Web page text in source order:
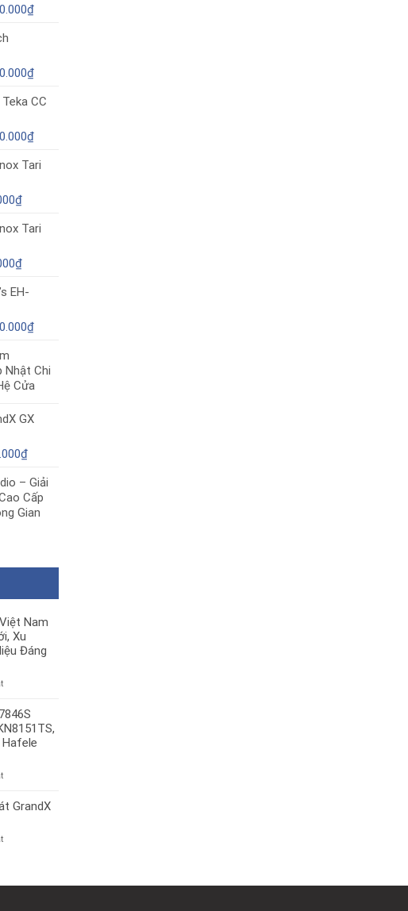
10.800.000₫.
₫Giá
24.500.000₫.
₫Giá
tại
18.800.000₫.
CC
₫Giá
tại
Tari
₫Giá
tại
5.700.000₫.
Tari
₫Giá
tại
5.200.000₫.
EH-
₫Giá
là:
10.600.000₫.
Nhật Chi
Cửa
GX
₫Giá
tại
là:
7.500.000₫.
– Giải
Cấp
Gian
Nam
Xu
Đáng
ở
Trường
Bếp
Từ
2026:
Nghệ
Hướng
Hiệu
Hafele
ở
sánh
Smooth
GrandX
ở